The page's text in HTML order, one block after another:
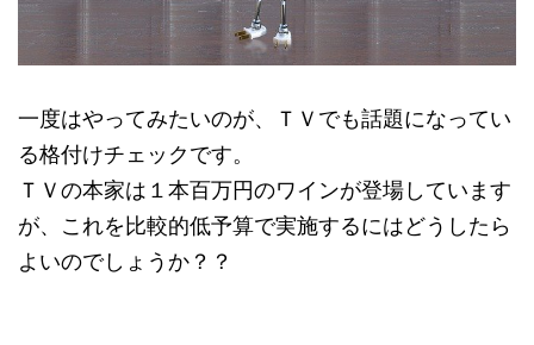
一度はやってみたいのが、ＴＶでも話題になってい
る格付けチェックです。
ＴＶの本家は１本百万円のワインが登場しています
が、これを比較的低予算で実施するにはどうしたら
よいのでしょうか？？